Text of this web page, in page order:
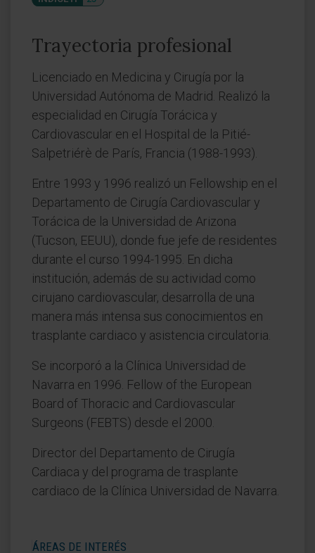
Trayectoria profesional
Licenciado en Medicina y Cirugía por la
Universidad Autónoma de Madrid. Realizó la
especialidad en Cirugía Torácica y
Cardiovascular en el Hospital de la Pitié-
Salpetriérè de París, Francia (1988-1993).
Entre 1993 y 1996 realizó un Fellowship en el
Departamento de Cirugía Cardiovascular y
Torácica de la Universidad de Arizona
(Tucson, EEUU), donde fue jefe de residentes
durante el curso 1994-1995. En dicha
institución, además de su actividad como
cirujano cardiovascular, desarrolla de una
manera más intensa sus conocimientos en
trasplante cardiaco y asistencia circulatoria.
Se incorporó a la Clínica Universidad de
Navarra en 1996. Fellow of the European
Board of Thoracic and Cardiovascular
Surgeons (FEBTS) desde el 2000.
Director del Departamento de Cirugía
Cardiaca y del programa de trasplante
cardiaco de la Clínica Universidad de Navarra.
ÁREAS DE INTERÉS